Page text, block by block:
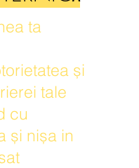
ta
și
tale
cu
și nișa in